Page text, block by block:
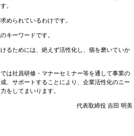
。
められているわけです。
キーワードです。
けるためには、絶えず活性化し、個を磨いていか
は社員研修・マナーセミナー等を通して事業の
、サポートすることにより、企業活性化のニー
をしてまいります。
代表取締役 吉田 明美